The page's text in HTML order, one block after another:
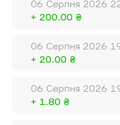
06 Серпня 2026
+ 200.00 ₴
06 Серпня 2026
+ 20.00 ₴
06 Серпня 2026
+ 1.80 ₴